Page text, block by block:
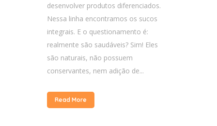
desenvolver produtos diferenciados.
Nessa linha encontramos os sucos
integrais. E o questionamento é:
realmente são saudáveis? Sim! Eles
são naturais, não possuem
conservantes, nem adição de...
Read More